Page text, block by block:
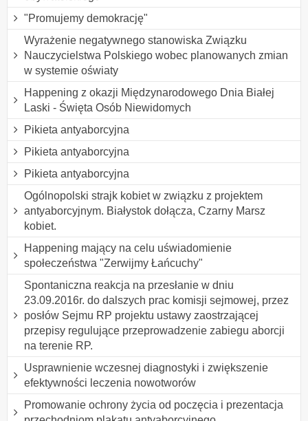
"Promujemy demokrację"
Wyrażenie negatywnego stanowiska Związku
Nauczycielstwa Polskiego wobec planowanych zmian
w systemie oświaty
Happening z okazji Międzynarodowego Dnia Białej
Laski - Święta Osób Niewidomych
Pikieta antyaborcyjna
Pikieta antyaborcyjna
Pikieta antyaborcyjna
Ogólnopolski strajk kobiet w związku z projektem
antyaborcyjnym. Białystok dołącza, Czarny Marsz
kobiet.
Happening mający na celu uświadomienie
społeczeństwa "Zerwijmy Łańcuchy"
Spontaniczna reakcja na przesłanie w dniu
23.09.2016r. do dalszych prac komisji sejmowej, przez
posłów Sejmu RP projektu ustawy zaostrzającej
przepisy regulujące przeprowadzenie zabiegu aborcji
na terenie RP.
Usprawnienie wczesnej diagnostyki i zwiększenie
efektywności leczenia nowotworów
Promowanie ochrony życia od poczęcia i prezentacja